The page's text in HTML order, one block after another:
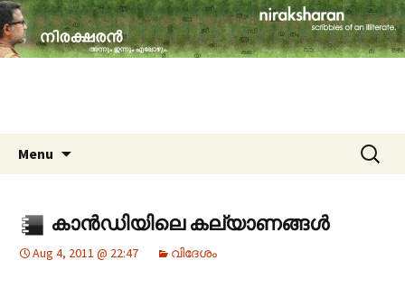
niraksharan (നിരക്ഷരൻ)
travelogues, book reviews, social issues,
cinema, memories & lot more…
Menu
Search
for:
കാൻഡിയിലെ കല്യാണങ്ങൾ
Aug 4, 2011 @ 22:47 വിദേശം